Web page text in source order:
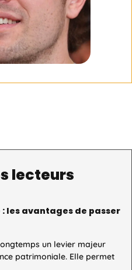
lecteurs
les avantages de passer
un levier majeur
patrimoniale. Elle permet